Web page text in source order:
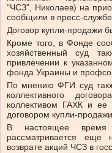
“ЧСЗ”, Николаев) на
сообщили в пресс-
Договор купли-продажи
Кроме того, в Фонде
хозяйственный суд
привлечении к
фонда Украины и
По мнению ФГИ суд
коллективного
коллективом ГАХК и ее
договором купли-
В настоящее время
рассматривается
возврате акций ЧСЗ в